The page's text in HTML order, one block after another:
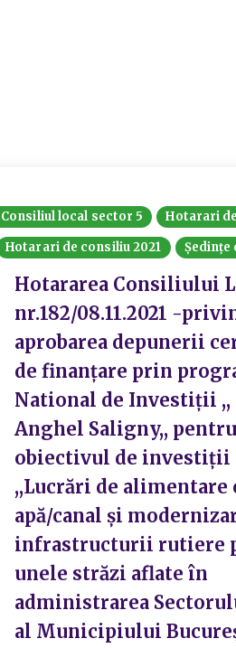
Consiliul local sector 5
Hotarari
Hotarari de consiliu 2021
Ședințe
Hotararea Consiliului
nr.182/08.11.2021 -
aprobarea depunerii
de finanțare prin
National de Investiții ,,
Anghel Saligny,, pentru
obiectivul de investiții
,,Lucrări de alimentare
apă/canal și
infrastructurii rutiere
unele străzi aflate în
administrarea
al Municipiului